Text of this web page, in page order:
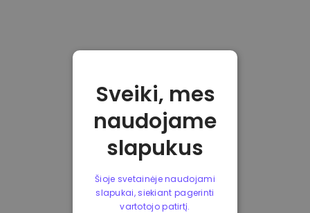
Sveiki, mes
naudojame
slapukus
Šioje svetainėje naudojami
slapukai, siekiant pagerinti
vartotojo patirtį.